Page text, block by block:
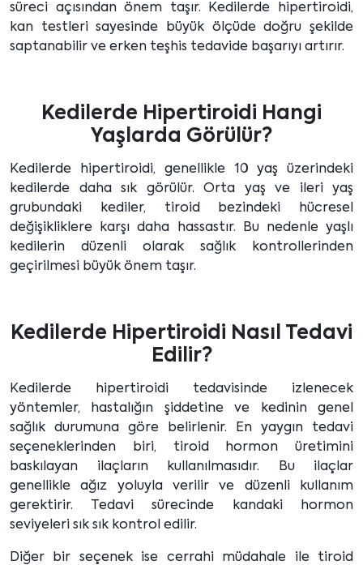
süreci açısından önem taşır. Kedilerde hipertiroidi,
kan testleri sayesinde büyük ölçüde doğru şekilde
saptanabilir ve erken teşhis tedavide başarıyı artırır.
Kedilerde Hipertiroidi Hangi
Yaşlarda Görülür?
Kedilerde hipertiroidi, genellikle 10 yaş üzerindeki
kedilerde daha sık görülür. Orta yaş ve ileri yaş
grubundaki kediler, tiroid bezindeki hücresel
değişikliklere karşı daha hassastır. Bu nedenle yaşlı
kedilerin düzenli olarak sağlık kontrollerinden
geçirilmesi büyük önem taşır.
Kedilerde Hipertiroidi Nasıl Tedavi
Edilir?
Kedilerde hipertiroidi tedavisinde izlenecek
yöntemler, hastalığın şiddetine ve kedinin genel
sağlık durumuna göre belirlenir. En yaygın tedavi
seçeneklerinden biri, tiroid hormon üretimini
baskılayan ilaçların kullanılmasıdır. Bu ilaçlar
genellikle ağız yoluyla verilir ve düzenli kullanım
gerektirir. Tedavi sürecinde kandaki hormon
seviyeleri sık sık kontrol edilir.
Diğer bir seçenek ise cerrahi müdahale ile tiroid